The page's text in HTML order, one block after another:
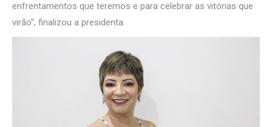
enfrentamentos que teremos e para celebrar as vitórias que
virão”, finalizou a presidenta.